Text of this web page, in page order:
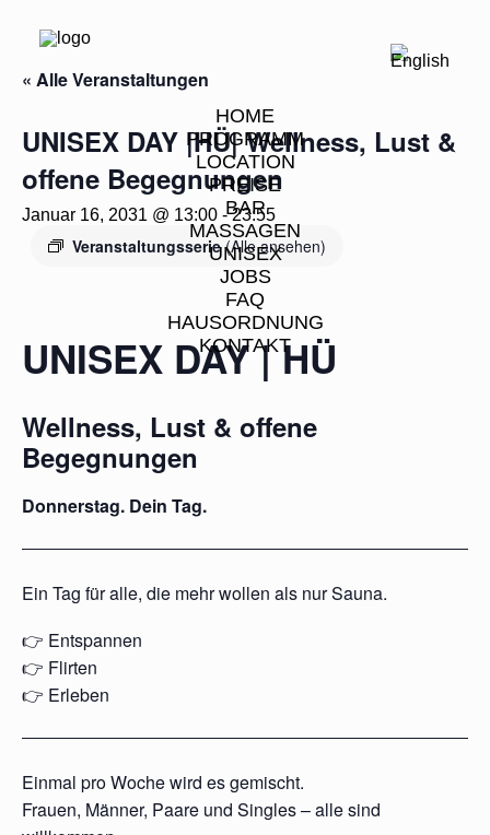
HOME
PROGRAMM
LOCATION
PREISE
BAR
MASSAGEN
UNISEX
JOBS
FAQ
HAUSORDNUNG
KONTAKT
« Alle Veranstaltungen
UNISEX DAY |HÜ| Wellness, Lust &
offene Begegnungen
Januar 16, 2031 @ 13:00 -23:55
Veranstaltungsserie(Alle ansehen)
UNISEX DAY | HÜ
Wellness, Lust & offene
Begegnungen
Donnerstag. Dein Tag.
Ein Tag für alle, die mehr wollen als nur Sauna.
👉 Entspannen
👉 Flirten
👉 Erleben
Einmal pro Woche wird es gemischt.
Frauen, Männer, Paare und Singles – alle sind